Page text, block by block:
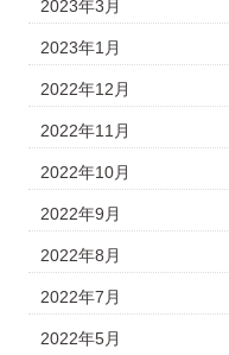
2023年3月
2023年1月
2022年12月
2022年11月
2022年10月
2022年9月
2022年8月
2022年7月
2022年5月